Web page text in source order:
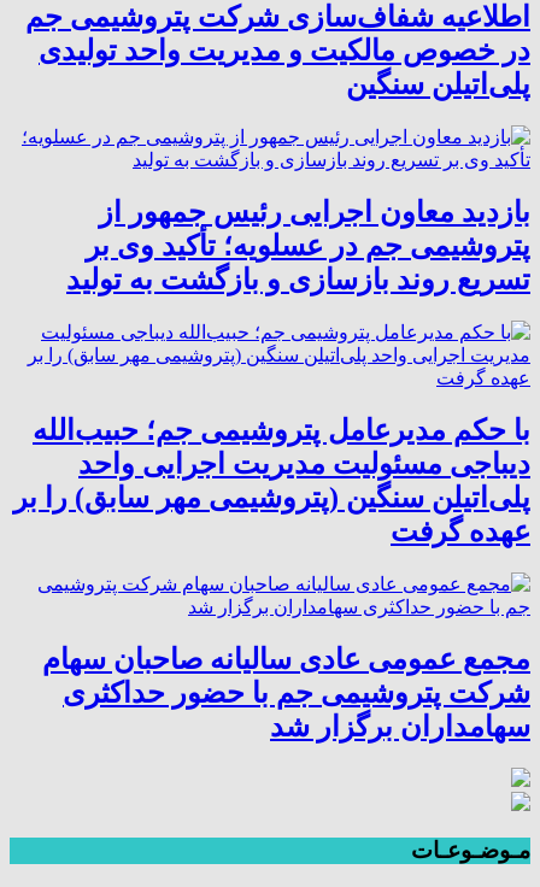
اطلاعیه شفاف‌سازی شرکت پتروشیمی جم
در خصوص مالکیت و مدیریت واحد تولیدی
پلی‌اتیلن سنگین
بازدید معاون اجرایی رئیس جمهور از
پتروشیمی جم در عسلویه؛ تأکید وی بر
تسریع روند بازسازی و بازگشت به تولید
با حکم مدیرعامل پتروشیمی جم؛ حبیب‌الله
دیباجی مسئولیت مدیریت اجرایی واحد
پلی‌اتیلن سنگین (پتروشیمی مهر سابق) را بر
عهده گرفت
مجمع عمومی عادی سالیانه صاحبان سهام
شرکت پتروشیمی جم با حضور حداکثری
سهامداران برگزار شد
مـوضـوعـات